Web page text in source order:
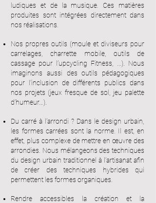
ludiques et de la musique. Ces matières
produites sont intégrées directement dans
nos réalisations.
Nos propres outils (moule et diviseurs pour
carrelages, charrette mobile, outils de
cassage pour l’upcycling Fitness, ...). Nous
imaginons aussi des outils pédagogiques
pour l’inclusion de différents publics dans
nos projets (jeux fresque de sol, jeu palette
d’humeur…).
Du carré à l’arrondi ? Dans le design urbain,
les formes carrées sont la norme. Il est, en
effet, plus complexe de mettre en œuvre des
arrondies. Nous mélangeons des techniques
du design urbain traditionnel à l’artisanat afin
de créer des techniques hybrides qui
permettent les formes organiques.
Rendre accessibles la création et la